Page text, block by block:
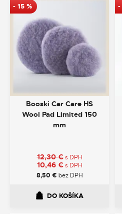
- 15 %
Booski Car Care HS
Wool Pad Limited 150
mm
12,30€ s DPH
10,46 € s DPH
8,50 € bez DPH
DO KOŠÍKA
-